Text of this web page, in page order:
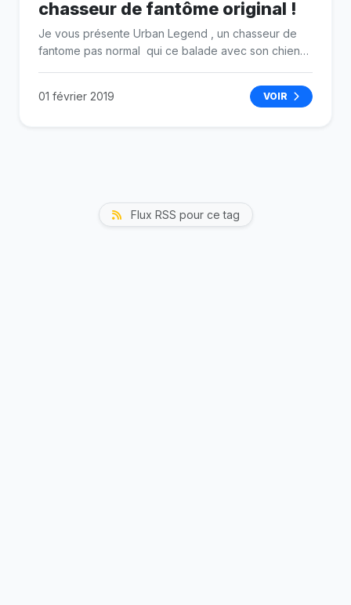
chasseur de fantôme original !
Je vous présente Urban Legend , un chasseur de
fantome pas normal qui ce balade avec son chien
chasseur de fantôme comme les autres puisque son
style et son approche lui appartienne à lui seul,
01 février 2019 VOIR
Flux RSS pour ce tag